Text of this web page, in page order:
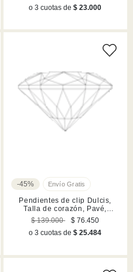
o 3 cuotas de$ 23.000
-45%
Pendientes de clip Dulcis,
Talla de corazón, Pavé,
Corazón, Azules, Acabado en
rodio
$ 139.000
$ 76.450
o 3 cuotas de$ 25.484